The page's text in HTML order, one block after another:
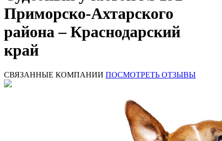
Приморско-Ахтарского
района – Краснодарский
край
СВЯЗАННЫЕ КОМПАНИИ ПОСМОТРЕТЬ ОТЗЫВЫ